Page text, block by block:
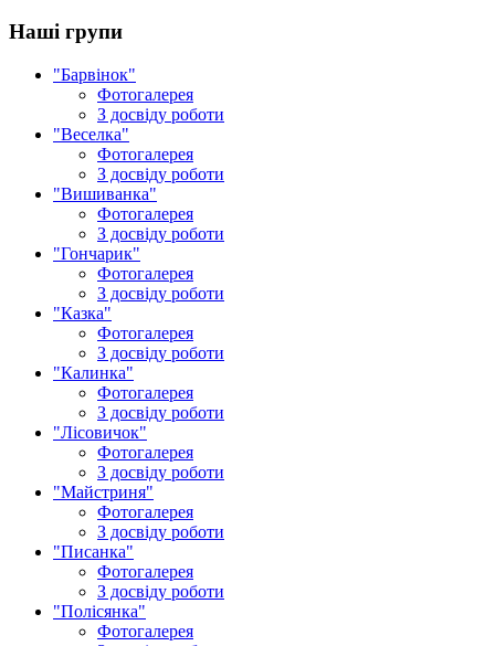
Наші групи
"Барвінок"
Фотогалерея
З досвіду роботи
"Веселка"
Фотогалерея
З досвіду роботи
"Вишиванка"
Фотогалерея
З досвіду роботи
"Гончарик"
Фотогалерея
З досвіду роботи
"Казка"
Фотогалерея
З досвіду роботи
"Калинка"
Фотогалерея
З досвіду роботи
"Лісовичок"
Фотогалерея
З досвіду роботи
"Майстриня"
Фотогалерея
З досвіду роботи
"Писанка"
Фотогалерея
З досвіду роботи
"Полісянка"
Фотогалерея